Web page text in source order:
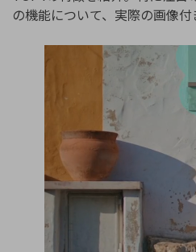
の機能について、実際の画像付